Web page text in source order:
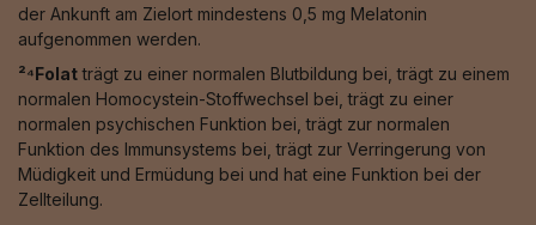
der Ankunft am Zielort mindestens 0,5 mg Melatonin
aufgenommen werden.
²⁴Folatträgt zu einer normalen Blutbildung bei, trägt zu einem
normalen Homocystein-Stoffwechsel bei, trägt zu einer
normalen psychischen Funktion bei, trägt zur normalen
Funktion des Immunsystems bei, trägt zur Verringerung von
Müdigkeit und Ermüdung bei und hat eine Funktion bei der
Zellteilung.